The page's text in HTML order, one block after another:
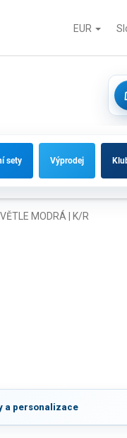
bránky, striedačky a
EUR
sety Výprodej
MODRÁ | K/R
a personalizace